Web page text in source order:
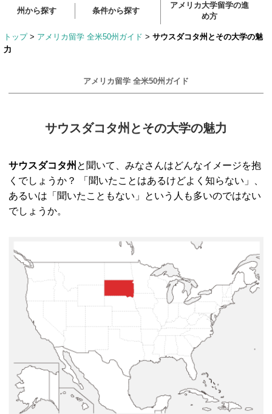
州から探す 条件から探す
アメリカ大学留学の進
め方
トップ > アメリカ留学 全米50州ガイド > サウスダコタ州とその大学の魅
力
アメリカ留学 全米50州ガイド
サウスダコタ州とその大学の魅力
サウスダコタ州 と聞いて、みなさんはどんなイメージを抱
くでしょうか？ 「聞いたことはあるけどよく知らない」、
あるいは「聞いたこともない」という人も多いのではない
でしょうか。